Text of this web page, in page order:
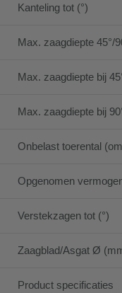
Kanteling tot (°)
Max. zaagdiepte 45°/
Max. zaagdiepte bij
Max. zaagdiepte bij
Onbelast toerental
Opgenomen
Verstekzagen tot (°)
Zaagblad/Asgat Ø
Product specificaties